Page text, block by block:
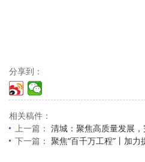
分享到：
相关稿件：
上一篇： 清城：聚焦高质量发展
下一篇： 聚焦“百千万工程”丨加